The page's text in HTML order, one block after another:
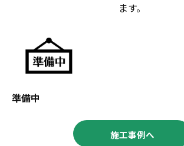
ます。
準備中
施工事例へ